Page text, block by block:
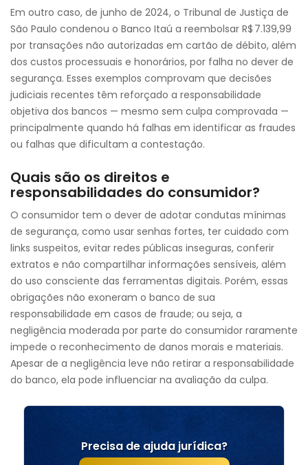
Em outro caso, de junho de 2024, o Tribunal de Justiça de
São Paulo condenou o Banco Itaú a reembolsar R$ 7.139,99
por transações não autorizadas em cartão de débito, além
dos custos processuais e honorários, por falha no dever de
segurança. Esses exemplos comprovam que decisões
judiciais recentes têm reforçado a responsabilidade
objetiva dos bancos — mesmo sem culpa comprovada —
principalmente quando há falhas em identificar as fraudes
ou falhas que dificultam a contestação.
Quais são os direitos e
responsabilidades do consumidor?
O consumidor tem o dever de adotar condutas mínimas
de segurança, como usar senhas fortes, ter cuidado com
links suspeitos, evitar redes públicas inseguras, conferir
extratos e não compartilhar informações sensíveis, além
do uso consciente das ferramentas digitais. Porém, essas
obrigações não exoneram o banco de sua
responsabilidade em casos de fraude; ou seja, a
negligência moderada por parte do consumidor raramente
impede o reconhecimento de danos morais e materiais.
Apesar de a negligência leve não retirar a responsabilidade
do banco, ela pode influenciar na avaliação da culpa.
Precisa de ajuda jurídica?